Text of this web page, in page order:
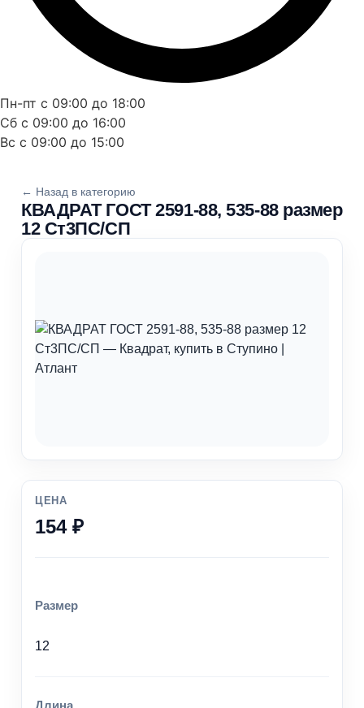
Пн-пт с 09:00 до 18:00
Сб с 09:00 до 16:00
Вс с 09:00 до 15:00
← Назад в категорию
КВАДРАТ ГОСТ 2591-88, 535-88 размер
12 Ст3ПС/СП
ЦЕНА
154 ₽
Размер
12
Длина